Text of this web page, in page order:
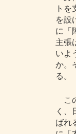
ト
を設
に「
主張
いよ
か。
る。
こ
く、
ばれ